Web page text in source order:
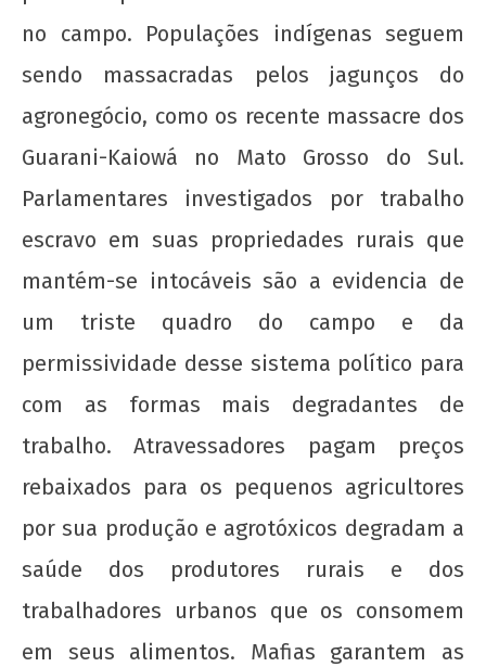
no campo. Populações indígenas seguem
sendo massacradas pelos jagunços do
agronegócio, como os recente massacre dos
Guarani-Kaiowá no Mato Grosso do Sul.
Parlamentares investigados por trabalho
escravo em suas propriedades rurais que
mantém-se intocáveis são a evidencia de
um triste quadro do campo e da
permissividade desse sistema político para
com as formas mais degradantes de
trabalho. Atravessadores pagam preços
rebaixados para os pequenos agricultores
por sua produção e agrotóxicos degradam a
saúde dos produtores rurais e dos
trabalhadores urbanos que os consomem
em seus alimentos. Mafias garantem as